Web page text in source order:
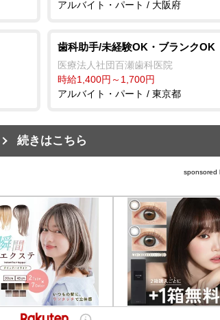
アルバイト・パート / 大阪府
歯科助手/未経験OK・ブランクOK
医療法人社団百瀬歯科医院
時給1,400円～1,700円
アルバイト・パート / 東京都
続きはこちら
sponsored